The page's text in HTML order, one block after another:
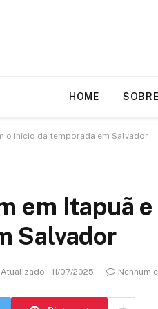
HOME
o início da temporada em Salvador
em Itapuã
Salvador
Atualizado: 11/07/2025 Nenhum